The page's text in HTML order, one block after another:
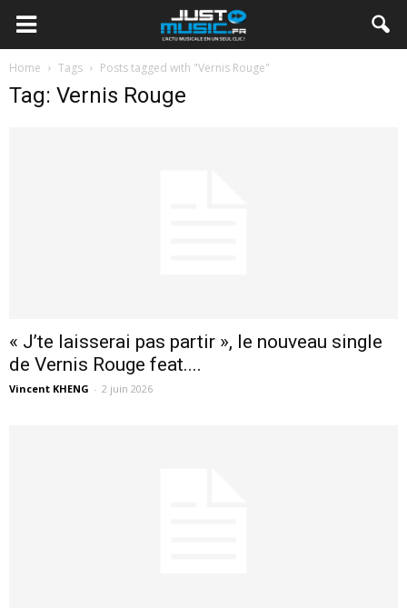
Home Tags Posts tagged with "Vernis Rouge"
Tag: Vernis Rouge
« J’te laisserai pas partir », le nouveau single
de Vernis Rouge feat....
Vincent KHENG - 2 juin 2026